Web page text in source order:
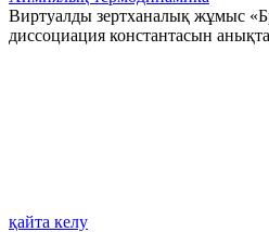
Виртуалды зертханалық жұмыс
диссоциация константасын
қайта келу